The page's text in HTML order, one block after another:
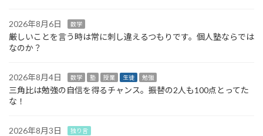
2026年8月6日 数学
厳しいことを言う時は常に刺し違えるつもりです。個人塾ならでは
なのか？
2026年8月4日 数学 塾 授業 生徒 勉強
三角比は勉強の自信を得るチャンス。振替の2人も100点とってた
な！
2026年8月3日 独り言